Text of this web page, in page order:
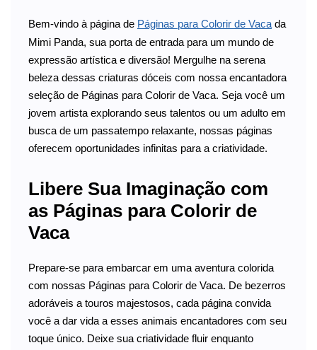
Bem-vindo à página de Páginas para Colorir de Vaca da
Mimi Panda, sua porta de entrada para um mundo de
expressão artística e diversão! Mergulhe na serena
beleza dessas criaturas dóceis com nossa encantadora
seleção de Páginas para Colorir de Vaca. Seja você um
jovem artista explorando seus talentos ou um adulto em
busca de um passatempo relaxante, nossas páginas
oferecem oportunidades infinitas para a criatividade.
Libere Sua Imaginação com
as Páginas para Colorir de
Vaca
Prepare-se para embarcar em uma aventura colorida
com nossas Páginas para Colorir de Vaca. De bezerros
adoráveis a touros majestosos, cada página convida
você a dar vida a esses animais encantadores com seu
toque único. Deixe sua criatividade fluir enquanto